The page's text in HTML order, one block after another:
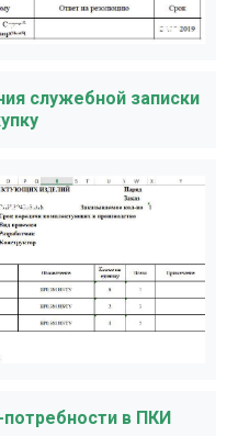
служебной записки
в ПКИ